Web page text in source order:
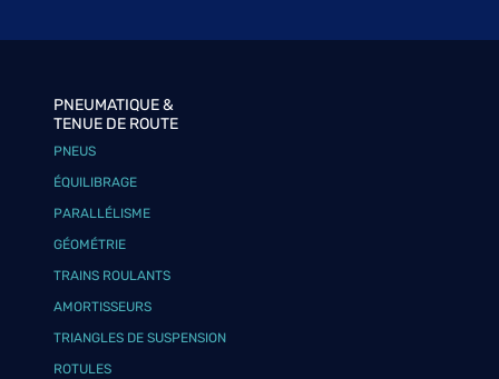
PNEUMATIQUE &
TENUE DE ROUTE
PNEUS
ÉQUILIBRAGE
PARALLÉLISME
GÉOMÉTRIE
TRAINS ROULANTS
AMORTISSEURS
TRIANGLES DE SUSPENSION
ROTULES